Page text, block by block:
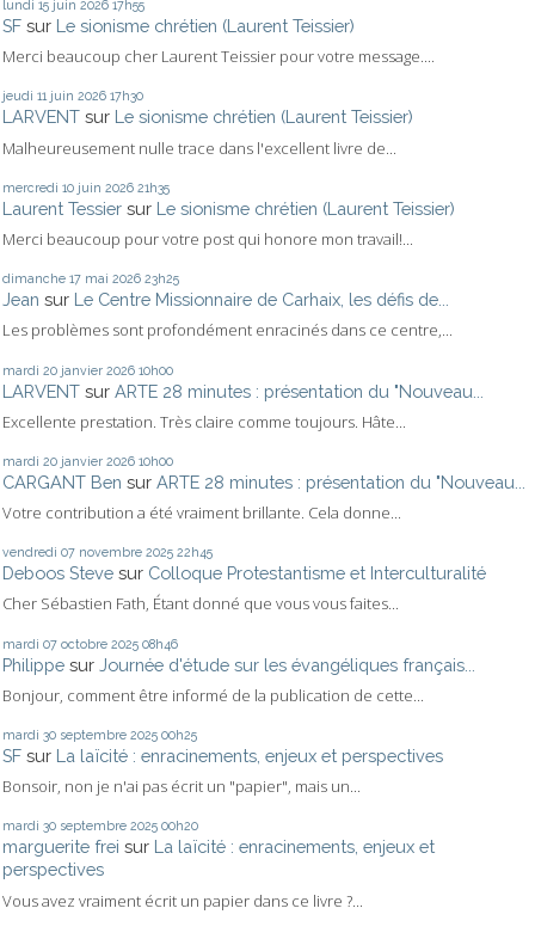
lundi 15 juin 2026 17h55
SF sur Le sionisme chrétien (Laurent Teissier)
Merci beaucoup cher Laurent Teissier pour votre message....
jeudi 11 juin 2026 17h30
LARVENT sur Le sionisme chrétien (Laurent Teissier)
Malheureusement nulle trace dans l'excellent livre de...
mercredi 10 juin 2026 21h35
Laurent Tessier sur Le sionisme chrétien (Laurent Teissier)
Merci beaucoup pour votre post qui honore mon travail!...
dimanche 17 mai 2026 23h25
Jean sur Le Centre Missionnaire de Carhaix, les défis de...
Les problèmes sont profondément enracinés dans ce centre,...
mardi 20 janvier 2026 10h00
LARVENT sur ARTE 28 minutes : présentation du "Nouveau...
Excellente prestation. Très claire comme toujours. Hâte...
mardi 20 janvier 2026 10h00
CARGANT Ben sur ARTE 28 minutes : présentation du "Nouveau...
Votre contribution a été vraiment brillante. Cela donne...
vendredi 07 novembre 2025 22h45
Deboos Steve sur Colloque Protestantisme et Interculturalité
Cher Sébastien Fath, Étant donné que vous vous faites...
mardi 07 octobre 2025 08h46
Philippe sur Journée d'étude sur les évangéliques français...
Bonjour, comment être informé de la publication de cette...
mardi 30 septembre 2025 00h25
SF sur La laïcité : enracinements, enjeux et perspectives
Bonsoir, non je n'ai pas écrit un "papier", mais un...
mardi 30 septembre 2025 00h20
marguerite frei sur La laïcité : enracinements, enjeux et
perspectives
Vous avez vraiment écrit un papier dans ce livre ?...